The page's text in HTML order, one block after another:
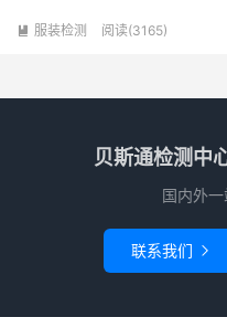
 服装检测 阅读(3165)
贝斯通检测中
国内外一
联系我们 